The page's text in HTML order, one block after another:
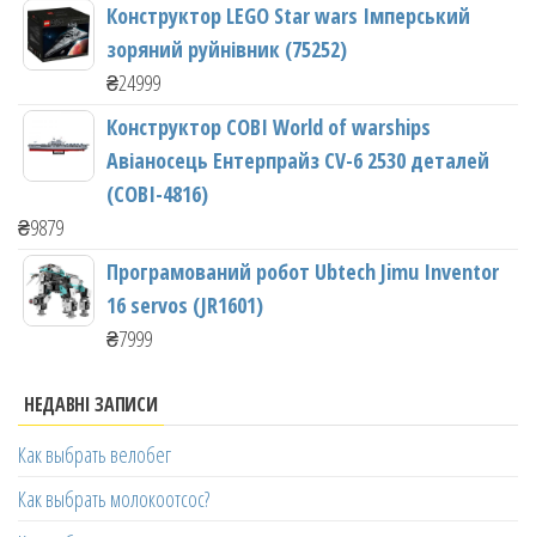
Конструктор LEGO Star wars Імперський
зоряний руйнівник (75252)
₴24999
Конструктор COBI World of warships
Авіаносець Ентерпрайз CV-6 2530 деталей
(COBI-4816)
₴9879
Програмований робот Ubtech Jimu Inventor
16 servos (JR1601)
₴7999
НЕДАВНІ ЗАПИСИ
Как выбрать велобег
Как выбрать молокоотсос?